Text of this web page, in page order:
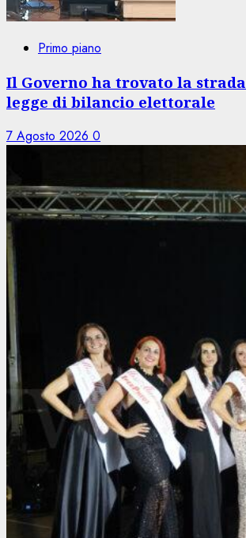
Primo piano
Il Governo ha trovato la
legge di bilancio elettorale
7 Agosto 2026 0